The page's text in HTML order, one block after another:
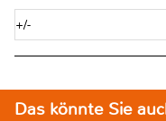
+/-
Das könnte Sie